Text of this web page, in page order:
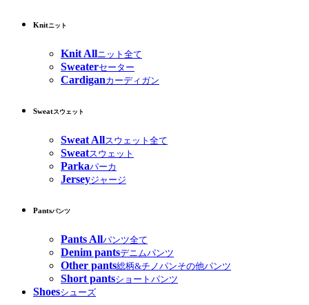
Knitニット
Knit Allニット全て
Sweaterセーター
Cardiganカーディガン
Sweatスウェット
Sweat Allスウェット全て
Sweatスウェット
Parkaパーカ
Jerseyジャージ
Pantsパンツ
Pants Allパンツ全て
Denim pantsデニムパンツ
Other pants総柄&チノパンその他パンツ
Short pantsショートパンツ
Shoesシューズ